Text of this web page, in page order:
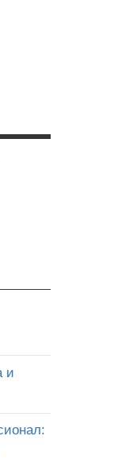
и